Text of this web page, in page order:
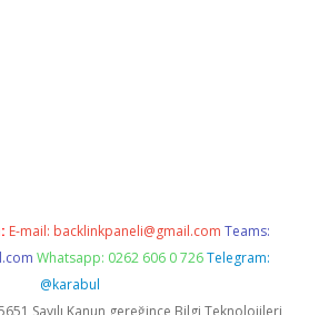
E-mail: backlinkpaneli@gmail.com Teams:
Whatsapp: 0262 606 0 726 Telegram:
@karabul
Sayılı Kanun gereğince Bilgi Teknolojileri